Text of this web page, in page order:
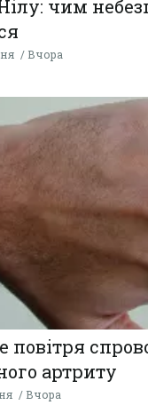
чим
Вчора
повітря
артриту
Вчора